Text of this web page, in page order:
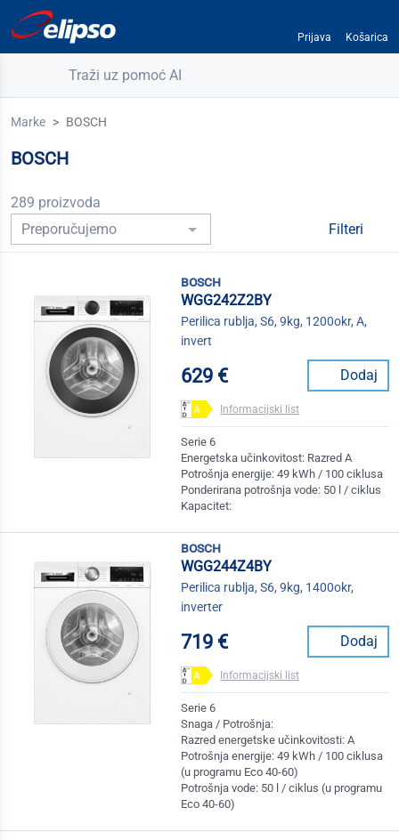
Prijava Košarica
Traži uz pomoć AI
Marke BOSCH
BOSCH
289 proizvoda
Filteri
bosch
WGG242Z2BY
Perilica rublja, S6, 9kg, 1200okr, A,
invert
629 € Dodaj
Informacijski list
Serie 6
Energetska učinkovitost: Razred A
Potrošnja energije: 49 kWh / 100 ciklusa
Ponderirana potrošnja vode: 50 l / ciklus
Kapacitet:
bosch
WGG244Z4BY
Perilica rublja, S6, 9kg, 1400okr,
inverter
719 € Dodaj
Informacijski list
Serie 6
Snaga / Potrošnja:
Razred energetske učinkovitosti: A
Potrošnja energije: 49 kWh / 100 ciklusa
(u programu Eco 40-60)
Potrošnja vode: 50 l / ciklus (u programu
Eco 40-60)